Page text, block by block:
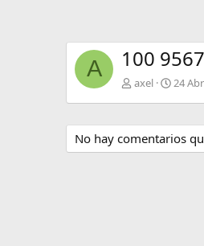
A 100 9567
axel 24
No hay comentarios